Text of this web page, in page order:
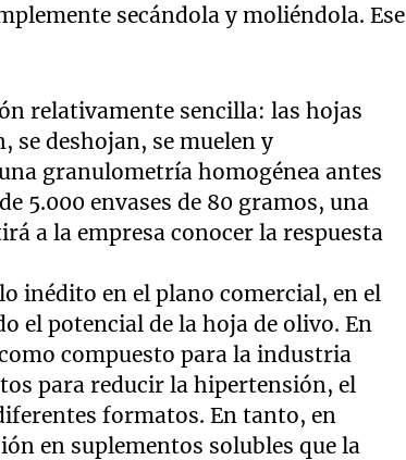
secándola y moliéndola. Ese
relativamente sencilla: las hojas
se deshojan, se muelen y
granulometría homogénea antes
5.000 envases de 80 gramos, una
a la empresa conocer la respuesta
inédito en el plano comercial, en el
el potencial de la hoja de olivo. En
compuesto para la industria
para reducir la hipertensión, el
formatos. En tanto, en
en suplementos solubles que la